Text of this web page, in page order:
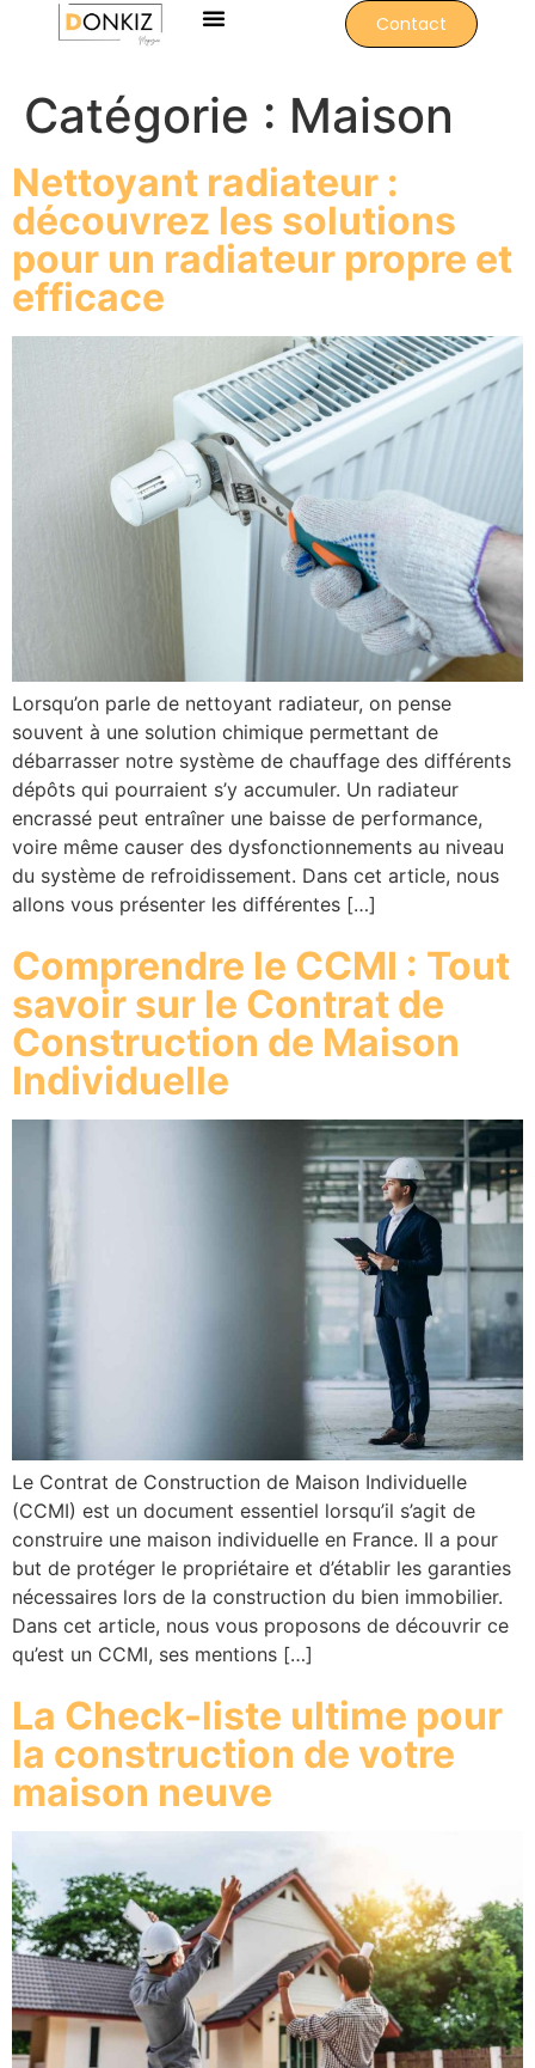
Contact
Catégorie : Maison
Nettoyant radiateur :
découvrez les solutions
pour un radiateur propre et
efficace
Lorsqu’on parle de nettoyant radiateur, on pense
souvent à une solution chimique permettant de
débarrasser notre système de chauffage des différents
dépôts qui pourraient s’y accumuler. Un radiateur
encrassé peut entraîner une baisse de performance,
voire même causer des dysfonctionnements au niveau
du système de refroidissement. Dans cet article, nous
allons vous présenter les différentes […]
Comprendre le CCMI : Tout
savoir sur le Contrat de
Construction de Maison
Individuelle
Le Contrat de Construction de Maison Individuelle
(CCMI) est un document essentiel lorsqu’il s’agit de
construire une maison individuelle en France. Il a pour
but de protéger le propriétaire et d’établir les garanties
nécessaires lors de la construction du bien immobilier.
Dans cet article, nous vous proposons de découvrir ce
qu’est un CCMI, ses mentions […]
La Check-liste ultime pour
la construction de votre
maison neuve